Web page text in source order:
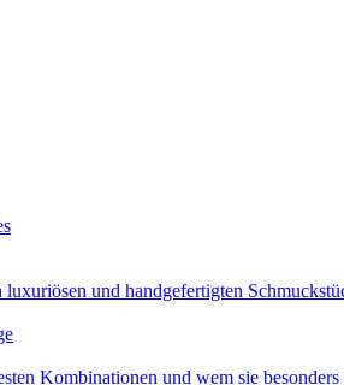
luxuriösen und handgefertigten
Kombinationen und wem sie besonders